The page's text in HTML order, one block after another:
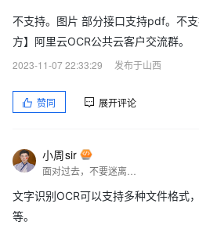
不支持。图片 部分接口支持pdf。不
方】阿里云OCR公共云客户交流群。
2023-11-07 22:33:29
发布于山西
赞同 展开评论
小周sir
文字识别OCR可以支持多种文件格
等。